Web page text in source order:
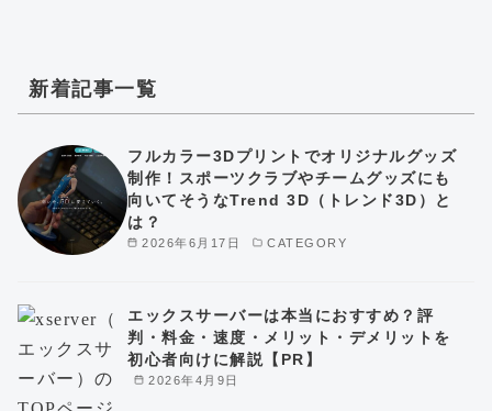
新着記事一覧
2026年6月17日 CATEGORY
フルカラー3Dプリントでオリジナルグッズ
制作！スポーツクラブやチームグッズにも
向いてそうなTrend 3D（トレンド3D）と
は？
2026年4月9日
エックスサーバーは本当におすすめ？評
判・料金・速度・メリット・デメリットを
初心者向けに解説【PR】